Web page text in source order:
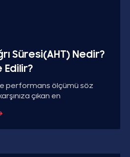
Süresi(AHT) Nedir?
Edilir?
performans ölçümü söz
çıkan en